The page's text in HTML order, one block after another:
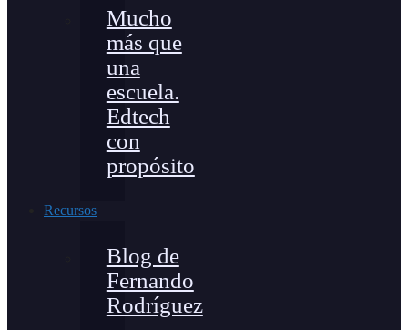
Mucho
más que
una
escuela.
Edtech
con
propósito
Recursos
Blog de
Fernando
Rodríguez